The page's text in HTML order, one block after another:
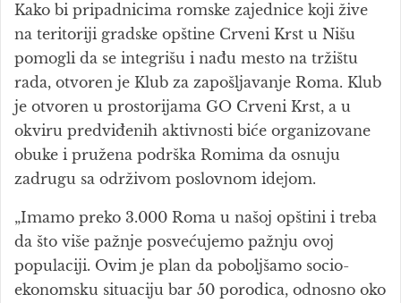
Kako bi pripadnicima romske zajednice koji žive
na teritoriji gradske opštine Crveni Krst u Nišu
pomogli da se integrišu i nađu mesto na tržištu
rada, otvoren je Klub za zapošljavanje Roma. Klub
je otvoren u prostorijama GO Crveni Krst, a u
okviru predviđenih aktivnosti biće organizovane
obuke i pružena podrška Romima da osnuju
zadrugu sa održivom poslovnom idejom.
„Imamo preko 3.000 Roma u našoj opštini i treba
da što više pažnje posvećujemo pažnju ovoj
populaciji. Ovim je plan da poboljšamo socio-
ekonomsku situaciju bar 50 porodica, odnosno oko